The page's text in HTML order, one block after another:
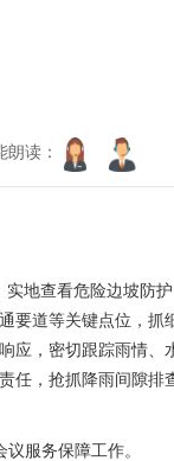
朗读：
地查看危险边坡防
要道等关键点位，
应，密切跟踪雨情、
任，抢抓降雨间隙
服务保障工作。